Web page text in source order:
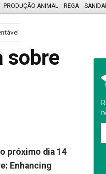
PRODUÇÃO ANIMAL REGA
sobre
próximo dia 14
Enhancing